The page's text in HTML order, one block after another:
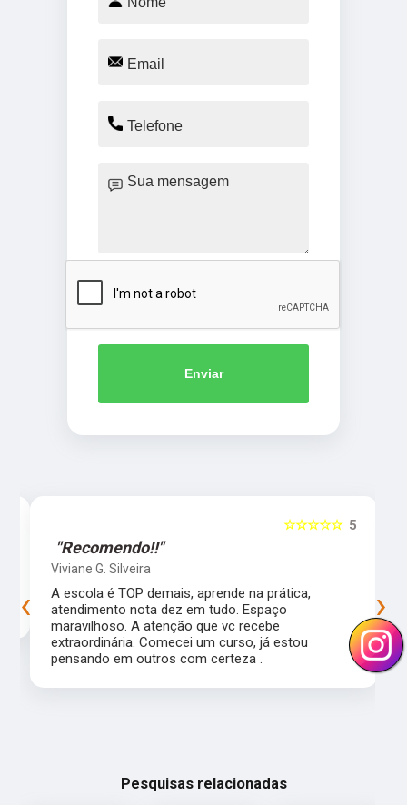
Enviar
5
☆☆☆☆☆
"Recomendo!!"
Viviane G. Silveira
A escola é TOP demais, aprende na prática,
atendimento nota dez em tudo. Espaço
maravilhoso. A atenção que vc recebe
extraordinária. Comecei um curso, já estou
pensando em outros com certeza .
‹ ›
Pesquisas relacionadas